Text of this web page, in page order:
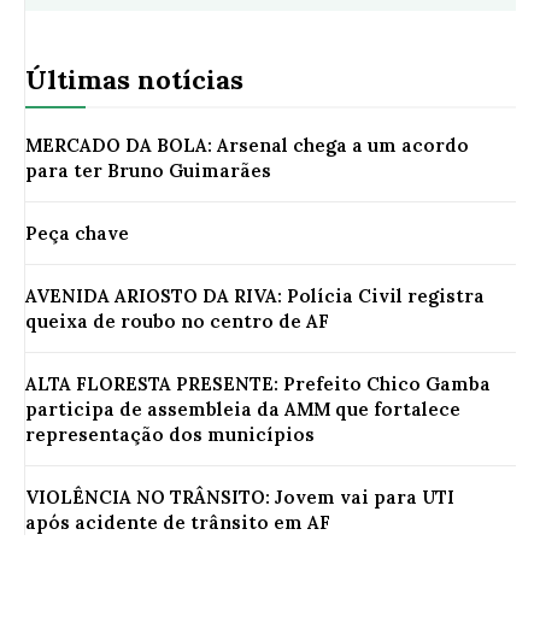
Últimas notícias
MERCADO DA BOLA: Arsenal chega a um acordo
para ter Bruno Guimarães
Peça chave
AVENIDA ARIOSTO DA RIVA: Polícia Civil registra
queixa de roubo no centro de AF
ALTA FLORESTA PRESENTE: Prefeito Chico Gamba
participa de assembleia da AMM que fortalece
representação dos municípios
VIOLÊNCIA NO TRÂNSITO: Jovem vai para UTI
após acidente de trânsito em AF